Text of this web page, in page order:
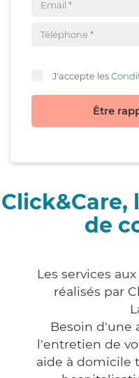
J'accepte les
Être
Click&Care,
de
Les services
réalisés par
Besoin d'une
l'entretien de
aide à domicile